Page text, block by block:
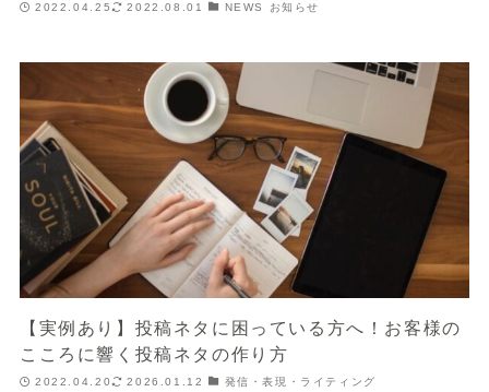
2022.04.25 2022.08.01 NEWS お知らせ
【実例あり】投稿ネタに困っている方へ！お客様の
こころに響く投稿ネタの作り方
2022.04.20 2026.01.12 発信・表現・ライティング